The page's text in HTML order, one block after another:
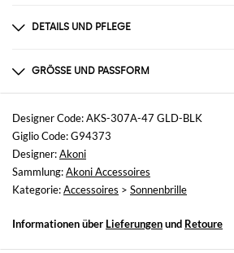
DETAILS UND PFLEGE
METALGRÖSSE UND PASSFORM
Größen
nicht verfügbar
Designer Code: AKS-307A-47 GLD-BLK
Giglio Code: G94373
Designer:Akoni
Sammlung:Akoni Accessoires
Kategorie:Accessoires > Sonnenbrille
Informationen über Lieferungenund Retoure